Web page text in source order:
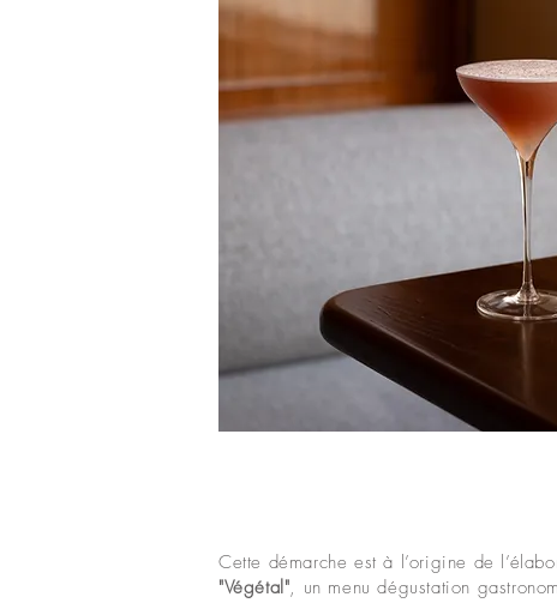
Cette démarche est à l’origine de
"Végétal", un menu dégustation